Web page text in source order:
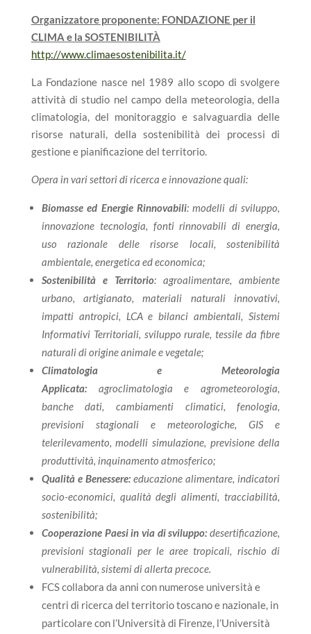
Organizzatore proponente: FONDAZIONE per il
CLIMA e la SOSTENIBILITÀ
http://www.climaesostenibilita.it/
La Fondazione nasce nel 1989 allo scopo di svolgere
attività di studio nel campo della meteorologia, della
climatologia, del monitoraggio e salvaguardia delle
risorse naturali, della sostenibilità dei processi di
gestione e pianificazione del territorio.
Opera in vari settori di ricerca e innovazione quali:
Biomasse ed Energie Rinnovabili: modelli di sviluppo,
innovazione tecnologia, fonti rinnovabili di energia,
uso razionale delle risorse locali, sostenibilità
ambientale, energetica ed economica;
Sostenibilità e Territorio: agroalimentare, ambiente
urbano, artigianato, materiali naturali innovativi,
impatti antropici, LCA e bilanci ambientali, Sistemi
Informativi Territoriali, sviluppo rurale, tessile da fibre
naturali di origine animale e vegetale;
Climatologia e Meteorologia
Applicata: agroclimatologia e agrometeorologia,
banche dati, cambiamenti climatici, fenologia,
previsioni stagionali e meteorologiche, GIS e
telerilevamento, modelli simulazione, previsione della
produttività, inquinamento atmosferico;
Qualità e Benessere:educazione alimentare, indicatori
socio-economici, qualità degli alimenti, tracciabilità,
sostenibilità;
Cooperazione Paesi in via di sviluppo:desertificazione,
previsioni stagionali per le aree tropicali, rischio di
vulnerabilità, sistemi di allerta precoce.
FCS collabora da anni con numerose università e
centri di ricerca del territorio toscano e nazionale, in
particolare con l’Università di Firenze, l’Università